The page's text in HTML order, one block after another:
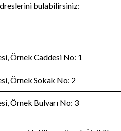
bulabilirsiniz:
Örnek Caddesi No: 1
Örnek Sokak No: 2
Örnek Bulvarı No: 3